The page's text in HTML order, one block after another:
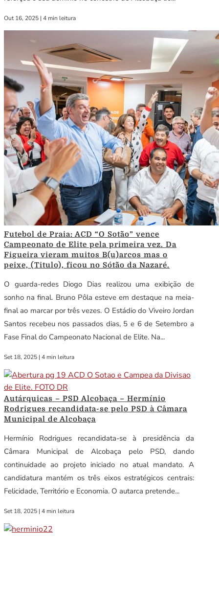
Out 16, 2025 | 4 min leitura
Futebol de Praia: ACD “O Sotão” vence
Campeonato de Elite pela primeira vez. Da
Figueira vieram muitos B(u)arcos mas o
peixe, (Titulo), ficou no Sótão da Nazaré.
O guarda-redes Diogo Dias realizou uma exibição de
sonho na final. Bruno Pôla esteve em destaque na meia-
final ao marcar por três vezes. O Estádio do Viveiro Jordan
Santos recebeu nos passados dias, 5 e 6 de Setembro a
Fase Final do Campeonato Nacional de Elite. Na...
Set 18, 2025 | 4 min leitura
Autárquicas – PSD Alcobaça – Hermínio
Rodrigues recandidata-se pelo PSD à Câmara
Municipal de Alcobaça
Hermínio Rodrigues recandidata-se à presidência da
Câmara Municipal de Alcobaça pelo PSD, dando
continuidade ao projeto iniciado no atual mandato. A
candidatura mantém os três eixos estratégicos centrais:
Felicidade, Território e Economia. O autarca pretende...
Set 18, 2025 | 4 min leitura